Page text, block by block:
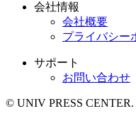
会社情報
会社概要
プライバシー
サポート
お問い合わせ
© UNIV PRESS